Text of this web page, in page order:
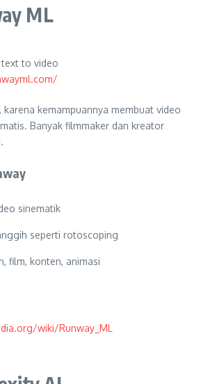
ML
text to video
karena kemampuannya membuat video
Banyak filmmaker dan kreator
sinematik
seperti rotoscoping
film, konten, animasi
wiki/Runway_ML